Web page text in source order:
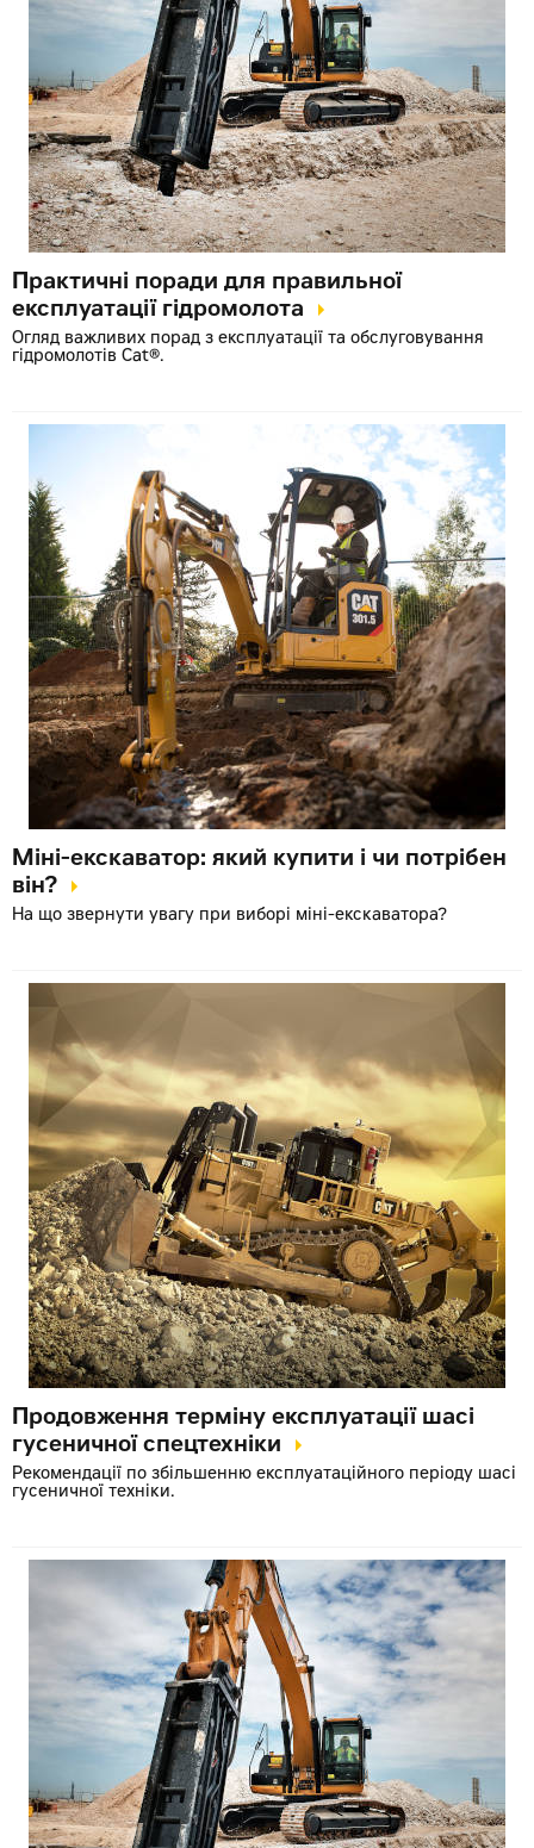
Практичні поради для правильної
експлуатації гідромолота
Огляд важливих порад з експлуатації та обслуговування
гідромолотів Cat®.
Міні-екскаватор: який купити і чи потрібен
він?
На що звернути увагу при виборі міні-екскаватора?
Продовження терміну експлуатації шасі
гусеничної спецтехніки
Рекомендації по збільшенню експлуатаційного періоду шасі
гусеничної техніки.